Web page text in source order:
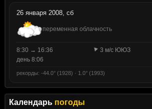
26 января 2008, сб
переменная облачность
8:30 → 16:36
3 м/с ЮЮЗ
день 8:06
рекорды: -44.0° (1928) · 1.0° (1993)
Календарь погоды